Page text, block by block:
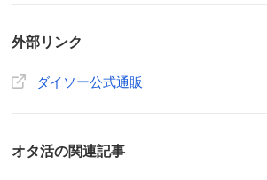
外部リンク
ダイソー公式通販
オタ活の関連記事